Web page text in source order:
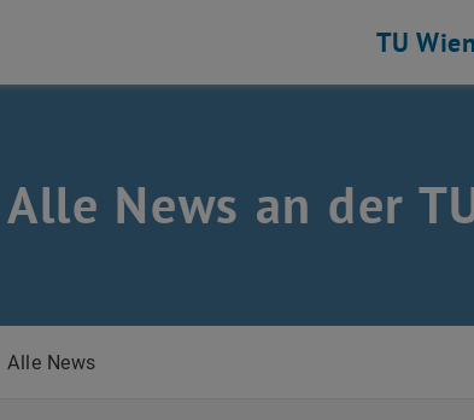
TU Wien
Alle News an der
Alle News